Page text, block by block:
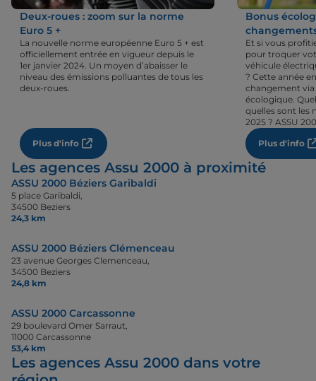
Deux-roues : zoom sur la norme
Euro 5 +
La nouvelle norme européenne Euro 5 + est
officiellement entrée en vigueur depuis le
1er janvier 2024. Un moyen d’abaisser le
niveau des émissions polluantes de tous les
deux-roues.
Plus d'info
Bonus
Et si vous
pour troquer
véhicule
? Cette année
changement
écologique.
quelles sont les
2025 ? ASSU
Plus d'info
Les agences Assu 2000 à proximité
ASSU 2000 Béziers Garibaldi
5 place Garibaldi,
34500 Beziers
24,3 km
ASSU 2000 Béziers Clémenceau
23 avenue Georges Clemenceau,
34500 Beziers
24,8 km
ASSU 2000 Carcassonne
29 boulevard Omer Sarraut,
11000 Carcassonne
53,4 km
Les agences Assu 2000 dans votre